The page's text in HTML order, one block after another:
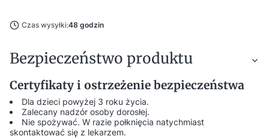
Czas wysyłki:48 godzin
Bezpieczeństwo produktu
Certyfikaty i ostrzeżenie bezpieczeństwa
Dla dzieci powyżej 3 roku życia.
Zalecany nadzór osoby dorosłej.
Nie spożywać. W razie połknięcia natychmiast
skontaktować się z lekarzem.